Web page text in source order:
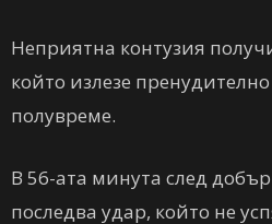
Неприятна контузия
който излезе
полувреме.
В 56-ата минута след
последва удар, който не